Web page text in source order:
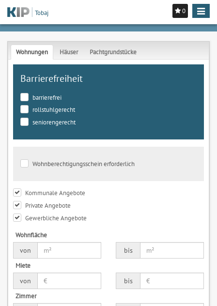
0
Toggle
Tobaj
Wohnungen Häuser Pachtgrundstücke
Barrierefreiheit
barrierefrei
rollstuhlgerecht
seniorengerecht
Wohnberechtigungsschein erforderlich
Kommunale Angebote
Private Angebote
Gewerbliche Angebote
Wohnfläche
von
bis
Miete
von
bis
Zimmer